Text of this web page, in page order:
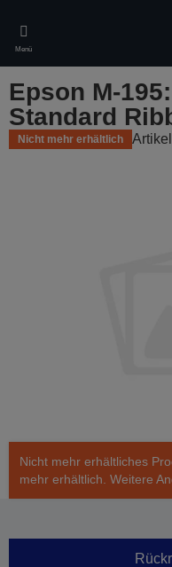
main
content
Menü
Epson M-
Standard
Nicht mehr erhältlich
Nicht mehr erhältliches
mehr erhältlich. Weitere